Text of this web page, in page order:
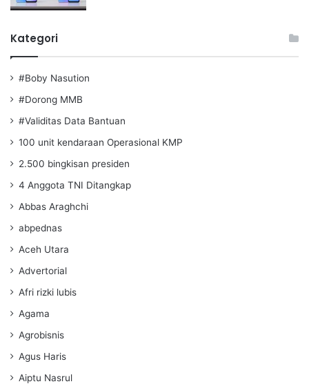
Kategori
#Boby Nasution
#Dorong MMB
#Validitas Data Bantuan
100 unit kendaraan Operasional KMP
2.500 bingkisan presiden
4 Anggota TNI Ditangkap
Abbas Araghchi
abpednas
Aceh Utara
Advertorial
Afri rizki lubis
Agama
Agrobisnis
Agus Haris
Aiptu Nasrul